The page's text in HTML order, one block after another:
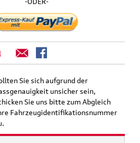
Sie sich aufgrund der
unsicher sein,
Sie uns bitte zum Abgleich
Fahrzeugidentifikationsnummer